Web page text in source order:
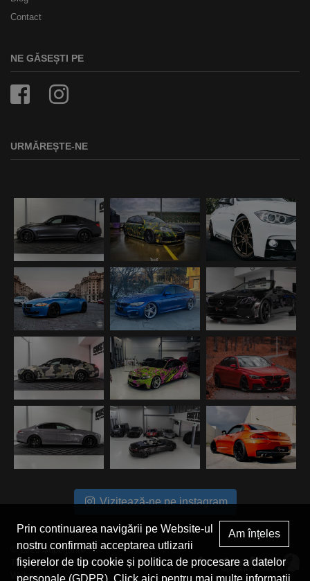
Contact
NE GĂSEȘTI PE
URMĂREȘTE-NE
Vizitează-ne pe instagram
© 2026 Superjante.
Toate drepturile rezervate.
Webdesign by Icetech
Am înțeles
Prin continuarea navigării pe Website-ul
nostru confirmați acceptarea utlizarii
fișierelor de tip cookie și politica de procesare a datelor
personale (GDPR). Click aici pentru mai multe informații.